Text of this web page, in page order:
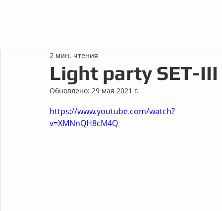
Light party SET-III
2 мин. чтения
Обновлено: 29 мая 2021 г.
https://www.youtube.com/watch?
v=XMNnQH8cM4Q